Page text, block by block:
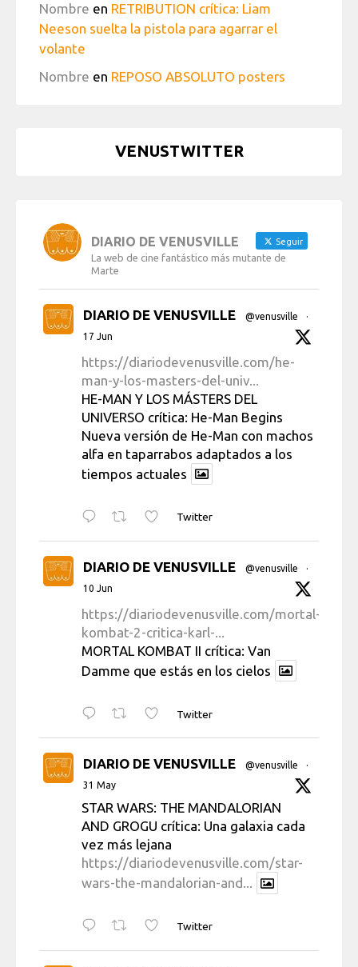
Nombre en RETRIBUTION crítica: Liam
Neeson suelta la pistola para agarrar el
volante
Nombre en REPOSO ABSOLUTO posters
VENUSTWITTER
DIARIO DE VENUSVILLE Seguir
La web de cine fantástico más mutante de
Marte
DIARIO DE VENUSVILLE @venusville
·
17 Jun
https://diariodevenusville.com/he-
man-y-los-masters-del-univ...
HE-MAN Y LOS MÁSTERS DEL
UNIVERSO crítica: He-Man Begins
Nueva versión de He-Man con machos
alfa en taparrabos adaptados a los
tiempos actuales
Twitter
DIARIO DE VENUSVILLE @venusville
·
10 Jun
https://diariodevenusville.com/mortal-
kombat-2-critica-karl-...
MORTAL KOMBAT II crítica: Van
Damme que estás en los cielos
Twitter
DIARIO DE VENUSVILLE @venusville
·
31 May
STAR WARS: THE MANDALORIAN
AND GROGU crítica: Una galaxia cada
vez más lejana
https://diariodevenusville.com/star-
wars-the-mandalorian-and...
Twitter